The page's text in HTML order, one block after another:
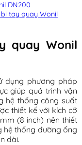
DN200
tay quay Wonil
quay Wonil
dụng phương pháp
giúp quá trình vận
hệ thống công suất
thiết kế với kích cỡ
(8 inch) nên thiết
hệ thống đường ống
dài.